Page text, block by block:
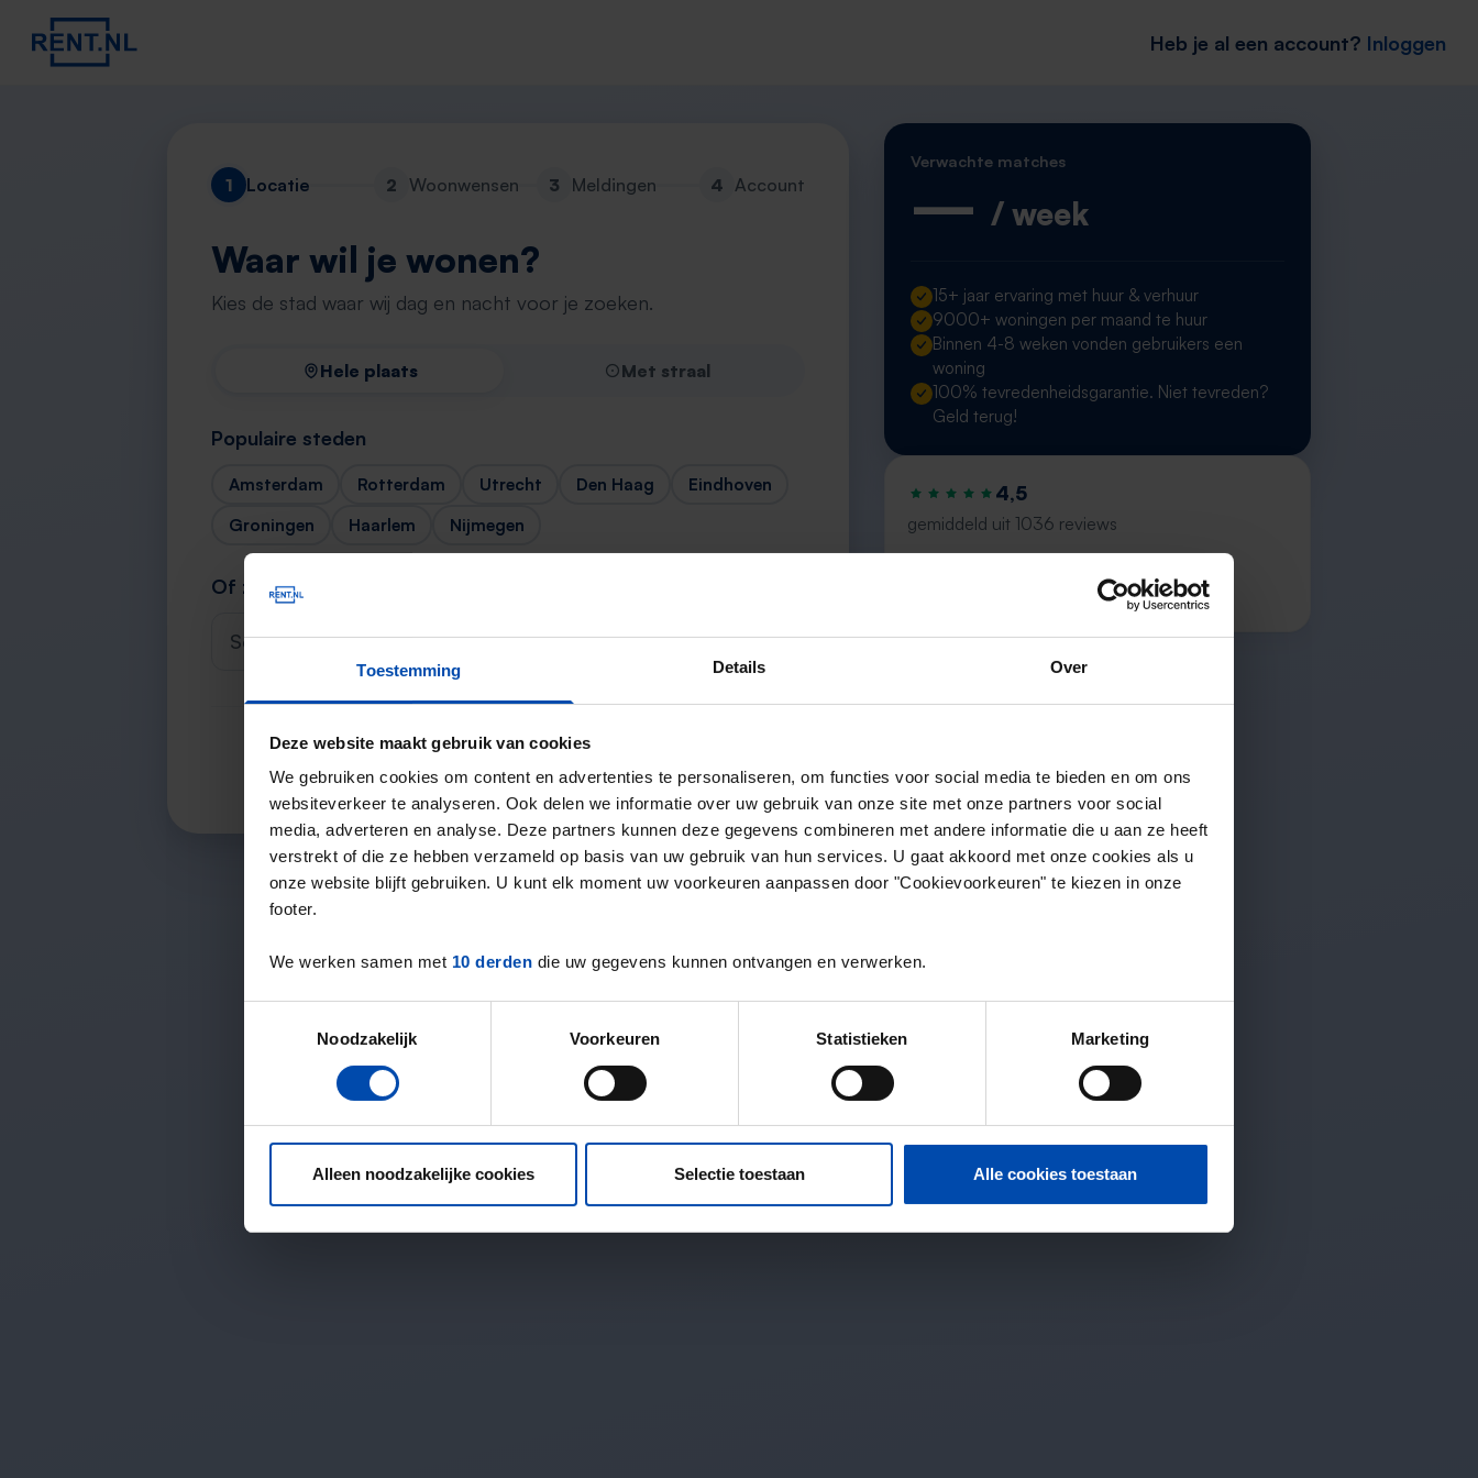
Toestemming Details Over
Deze website maakt gebruik van cookies
We gebruiken cookies om content en advertenties te personaliseren, om functies voor social media te bieden en om ons
websiteverkeer te analyseren. Ook delen we informatie over uw gebruik van onze site met onze partners voor social
media, adverteren en analyse. Deze partners kunnen deze gegevens combineren met andere informatie die u aan ze heeft
verstrekt of die ze hebben verzameld op basis van uw gebruik van hun services. U gaat akkoord met onze cookies als u
onze website blijft gebruiken. U kunt elk moment uw voorkeuren aanpassen door "Cookievoorkeuren" te kiezen in onze
footer.
We werken samen met 10 derden die uw gegevens kunnen ontvangen en verwerken.
Noodzakelijk
Voorkeuren Statistieken Marketing
Alleen noodzakelijke cookies Selectie toestaan Alle cookies toestaan
Heb je al een account? Inloggen
1 Locatie 2 Woonwensen 3 Meldingen 4 Account
Waar wil je wonen?
Kies de stad waar wij dag en nacht voor je zoeken.
Hele plaats Met straal
Populaire steden
Amsterdam Rotterdam Utrecht Den Haag
Eindhoven
Groningen
Haarlem Nijmegen
Of zoek je stad
Selecteer een plaats
Verwachte matches
— / week
15+ jaar ervaring met huur & verhuur
9000+ woningen per maand te huur
Binnen 4-8 weken vonden gebruikers een
woning
100% tevredenheidsgarantie. Niet tevreden?
Geld terug!
4,5
gemiddeld uit 1036 reviews